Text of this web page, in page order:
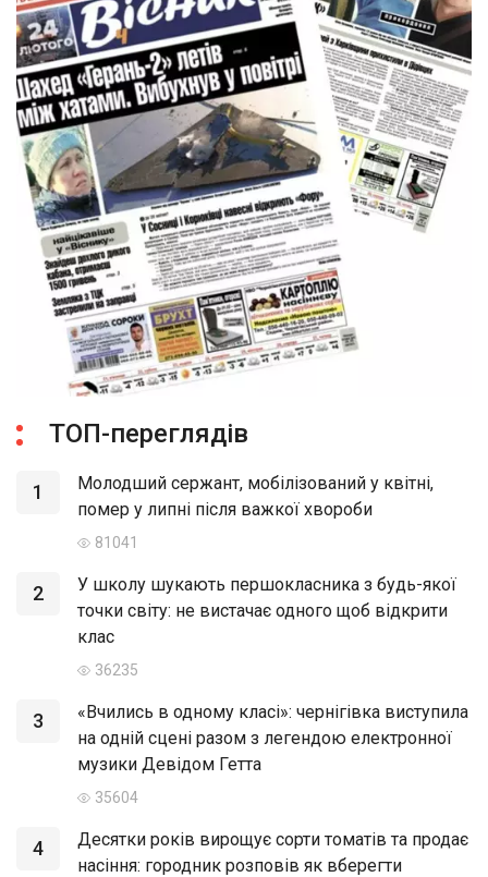
ТОП-переглядів
1
Молодший сержант, мобілізований у квітні,
помер у липні після важкої хвороби
81041
2
У школу шукають першокласника з будь-якої
точки світу: не вистачає одного щоб відкрити
клас
36235
3
«Вчились в одному класі»: чернігівка виступила
на одній сцені разом з легендою електронної
музики Девідом Гетта
35604
4
Десятки років вирощує сорти томатів та продає
насіння: городник розповів як вберегти